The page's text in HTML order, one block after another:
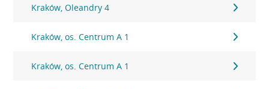
Kraków, Oleandry 4
Kraków, os. Centrum A 1
Kraków, os. Centrum A 1